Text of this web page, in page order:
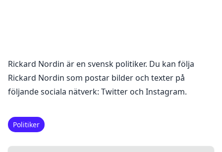
Rickard Nordin är en svensk politiker. Du kan följa
Rickard Nordin som postar bilder och texter på
följande sociala nätverk: Twitter och Instagram.
Politiker